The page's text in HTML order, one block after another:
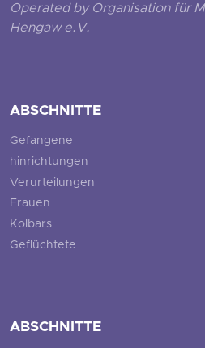
Operated by Organisation für
Hengaw e.V.
ABSCHNITTE
Gefangene
hinrichtungen
Verurteilungen
Frauen
Kolbars
Geflüchtete
ABSCHNITTE